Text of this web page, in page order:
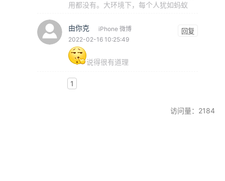
用都没有。大环境下，每个人犹如蚂蚁
由你克
iPhone 微博
2022-02-16 10:25:49
回复
说得很有道理
1
访问量：2184